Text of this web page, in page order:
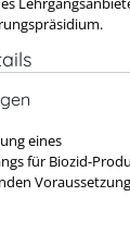
eines
für Biozid-